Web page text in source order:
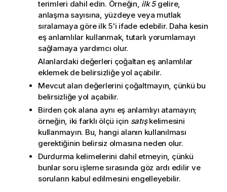
terimleri dahil edin. Örneğin, ilk 5gelire,
anlaşma sayısına, yüzdeye veya mutlak
sıralamaya göre ilk 5'i ifade edebilir. Daha kesin
eş anlamlılar kullanmak, tutarlı yorumlamayı
sağlamaya yardımcı olur.
Alanlardaki değerleri çoğaltan eş anlamlılar
eklemek de belirsizliğe yol açabilir.
Mevcut alan değerlerini çoğaltmayın, çünkü bu
belirsizliğe yol açabilir.
Birden çok alana aynı eş anlamlıyı atamayın;
örneğin, iki farklı ölçü için satışkelimesini
kullanmayın. Bu, hangi alanın kullanılması
gerektiğinin belirsiz olmasına neden olur.
Durdurma kelimelerini dahil etmeyin, çünkü
bunlar soru işleme sırasında göz ardı edilir ve
soruların kabul edilmesini engelleyebilir.